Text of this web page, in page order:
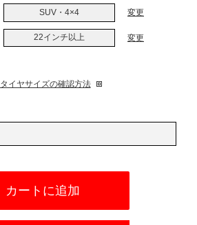
SUV・4×4 変更
22インチ以上 変更
タイヤサイズの確認方法
カートに追加